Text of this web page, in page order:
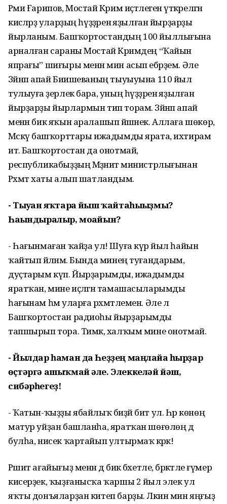
Рәми Ғарипов, Мостай Кәрим иҫтәлегенә үткәрелгән
кисәләрҙә уларҙың һүҙҙәренә яҙылған йырҙарҙы
йырланым. Башҡортостандың 100 йыллығына
арналған сараны Мостай Кәримдең “Ҡайын
япрағы” шиғыры менән мин асып ебәрҙем. Әле
Зәйнәп апай Биишеваның тыуыуына 110 йыл
тулыуға әҙерлек бара, уның һүҙҙәренә яҙылған
йырҙарҙы йырлармын тип торам. Зәйнәп апай
менән бик яҡын аралашып йәшәнек. Аллаға шөкөр,
Мәскәү башҡорттары ижадымды ярата, ихтирам
итә. Башҡортостан да онотмай,
республикабыҙҙың Мәҙәниәт министрлығынан
Рәхмәт хаты алып шатландым.
- Тыуған яҡтарға йыш ҡайтаһығыҙмы?
Һағындыралыр, моғайын?
- Һағынмаған ҡайҙа ул! Шуға күрә йыл һайын
ҡайтып әйләнәм. Бында минең туғандарым,
дуҫтарым күп. Йырҙарымды, ижадымды
яратҡан, мине иҫләгән тамашасыларымды
һағынам һәм уларға рәхмәтлемен. Әле лә
Башҡортостан радиоһы йырҙарымды
тапшырып тора. Тимәк, халҡым мине онотмай.
- Йылдар һаман да Һеҙҙең маңлайға һырҙар
өҫтәргә ашыҡмай әле. Элеккеләй йәш,
сибәрһегеҙ!
- Ҡатын-ҡыҙҙы ябайлыҡ биҙәй бит ул. Һәр көнөң
матур уйҙан башланһа, яратҡан шөғөлөң дә
булһа, нисек ҡартайып ултырмаҡ кәрәк!
Рәшит ағайығыҙ менән дә бик бәхетле, бәрәкәтле ғүмер
кисерҙек, ҡыҙғанысҡа ҡаршы 2 йыл элек ул
яҡты донъяларҙан китеп барҙы. Ләкин мин яңғыҙ